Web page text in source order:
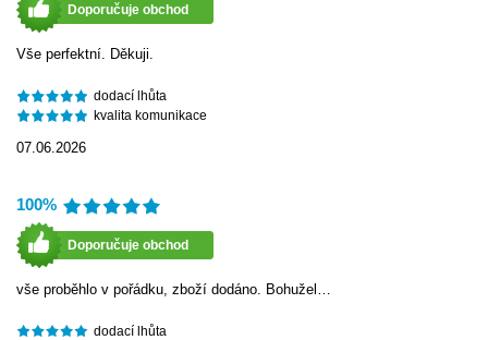
Doporučuje obchod
Vše perfektní. Děkuji.
dodací lhůta
kvalita komunikace
07.06.2026
100%
Doporučuje obchod
vše proběhlo v pořádku, zboží dodáno. Bohužel…
dodací lhůta